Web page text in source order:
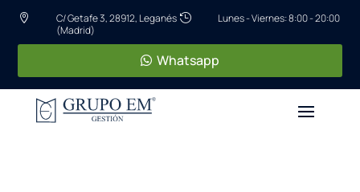

C/ Getafe 3, 28912, Leganés
(Madrid)
 Lunes - Viernes: 8:00 - 20:00
Whatsapp